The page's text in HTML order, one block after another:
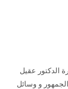
الدكتور عقيل
و وسائل